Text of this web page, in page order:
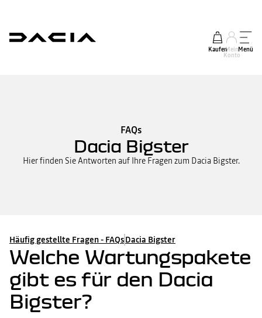
KaufenMein
Konto
Menü
FAQs
Dacia Bigster
Hier finden Sie Antworten auf Ihre Fragen zum Dacia Bigster.
Häufig gestellte Fragen - FAQsDacia Bigster
Welche Wartungspakete
gibt es für den Dacia
Bigster?